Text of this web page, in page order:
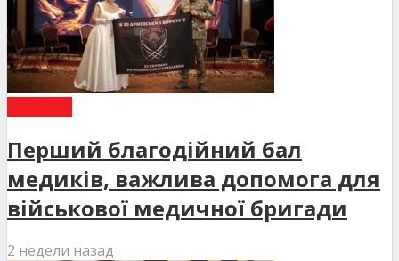
Перший благодійний бал
медиків, важлива допомога для
військової медичної бригади
2 недели назад